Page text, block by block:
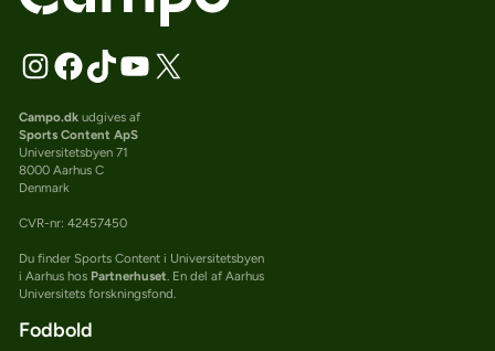
Campo.dkudgives af
Sports Content ApS
Universitetsbyen 71
8000 Aarhus C
Denmark
CVR-nr: 42457450
Du finder Sports Content i Universitetsbyen
i Aarhus hos Partnerhuset. En del af Aarhus
Universitets forskningsfond.
Fodbold